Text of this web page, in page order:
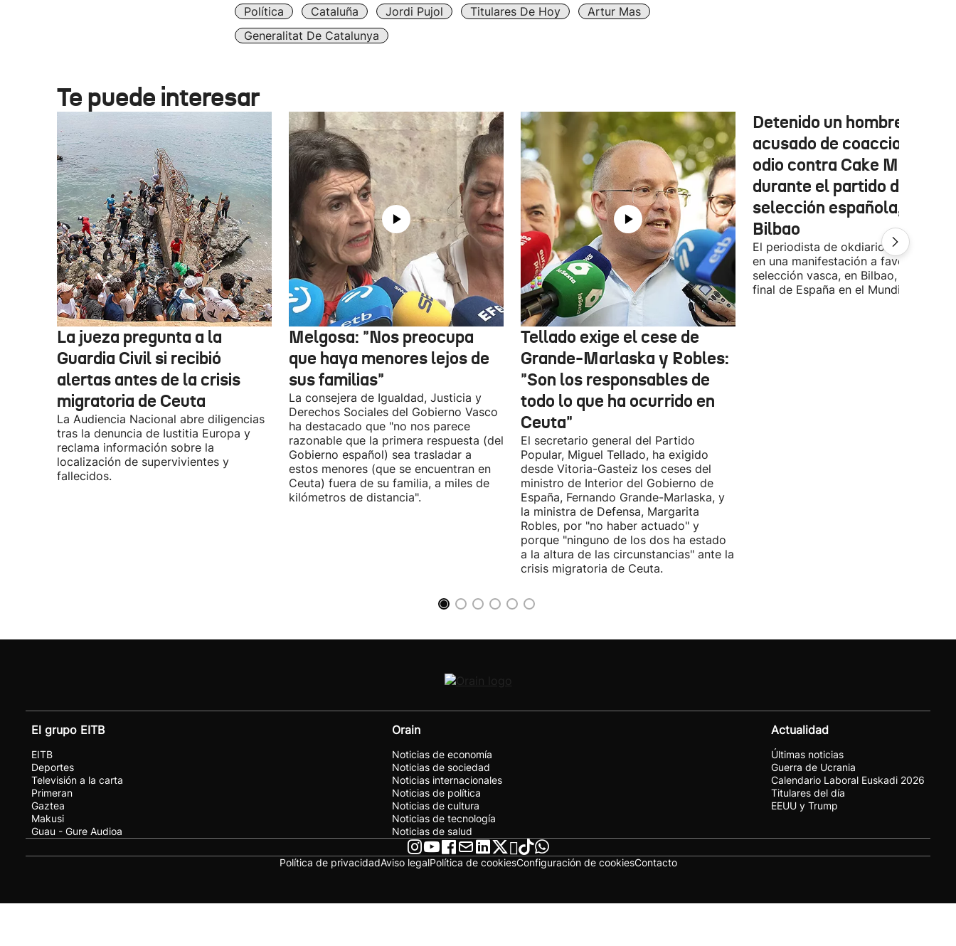
Política Cataluña Jordi Pujol Titulares De Hoy
Artur Mas
Generalitat De Catalunya
Te puede interesar
La jueza pregunta a la
Guardia Civil si recibió
alertas antes de la crisis
migratoria de Ceuta
La Audiencia Nacional abre diligencias
tras la denuncia de Iustitia Europa y
reclama información sobre la
localización de supervivientes y
fallecidos.
Melgosa: "Nos preocupa
que haya menores lejos de
sus familias"
La consejera de Igualdad, Justicia y
Derechos Sociales del Gobierno Vasco
ha destacado que "no nos parece
razonable que la primera respuesta (del
Gobierno español) sea trasladar a
estos menores (que se encuentran en
Ceuta) fuera de su familia, a miles de
kilómetros de distancia".
Tellado exige el cese de
Grande-Marlaska y Robles:
"Son los responsables de
todo lo que ha ocurrido en
Ceuta"
El secretario general del Partido
Popular, Miguel Tellado, ha exigido
desde Vitoria-Gasteiz los ceses del
ministro de Interior del Gobierno de
España, Fernando Grande-Marlaska, y
la ministra de Defensa, Margarita
Robles, por "no haber actuado" y
porque "ninguno de los dos ha estado
a la altura de las circunstancias" ante la
crisis migratoria de Ceuta.
Detenido un hombre
acusado de coacciones y
odio contra Cake Minuesa
durante el partido de la
selección española, en
Bilbao
El periodista de okdiario se
en una manifestación a favor de la
selección vasca, en Bilbao, durante la
final de España en el Mundial.
El grupo EITB
EITB
Deportes
Televisión a la carta
Primeran
Gaztea
Makusi
Guau - Gure Audioa
Orain
Noticias de economía
Noticias de sociedad
Noticias internacionales
Noticias de política
Noticias de cultura
Noticias de tecnología
Noticias de salud
Actualidad
Últimas noticias
Guerra de Ucrania
Calendario Laboral Euskadi 2026
Titulares del día
EEUU y Trump
Política de privacidadAviso legalPolítica de cookiesConfiguración de cookiesContacto